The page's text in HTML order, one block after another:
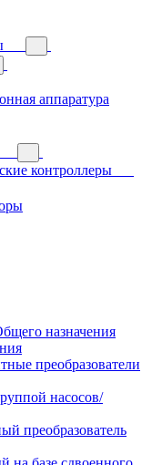
аппаратура
контроллеры
назначения
преобразователи
насосов/
преобразователь